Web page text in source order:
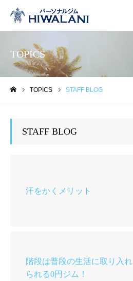
TOPICS
TOPICS STAFF BLOG
STAFF BLOG
汗をかくメリット
階段は普段の生活に取り入れ
られる0円ジム！